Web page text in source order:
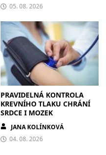
05. 08. 2026
PRAVIDELNÁ KONTROLA
KREVNÍHO TLAKU CHRÁNÍ
SRDCE I MOZEK
JANA KOLÍNKOVÁ
04. 08. 2026